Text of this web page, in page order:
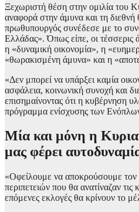
Ξεχωριστή θέση στην ομιλία του
αναφορά στην άμυνα και τη
πρωθυπουργός συνέδεσε με το
Ελλάδας». Όπως είπε, οι τέσσερις
η «δυναμική οικονομία», η
«θωρακισμένη άμυνα» και η
«Δεν μπορεί να υπάρξει καμία
ασφάλεια, κοινωνική συνοχή και
επισημαίνοντας ότι η κυβέρνηση
πρόγραμμα ενίσχυσης των
Μία και μόνη η
μας φέρει
«Οφείλουμε να αποκρούσουμε τον
περιπετειών που θα ανατίναζαν τις
επόμενες εκλογές θα κρίνουν το